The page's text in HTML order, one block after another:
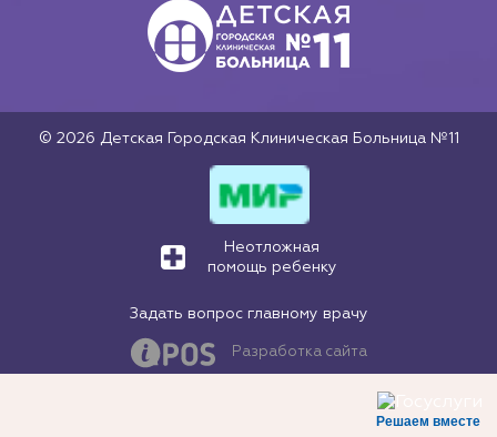
© 2026 Детская Городская Клиническая Больница №11
Неотложная
помощь ребенку
Задать вопрос главному врачу
Разработка сайта
Решаем вместе